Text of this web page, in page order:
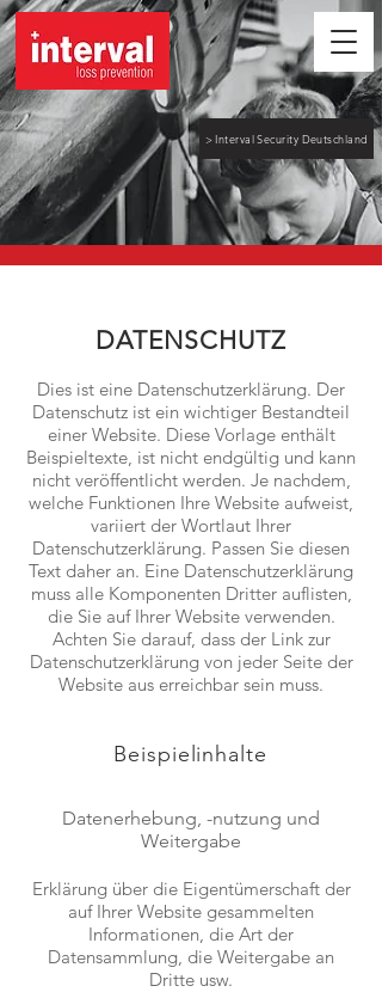
> Interval Security Deutschland
DATENSCHUTZ
Dies ist eine Datenschutzerklärung. Der
Datenschutz ist ein wichtiger Bestandteil
einer Website. Diese Vorlage enthält
Beispieltexte, ist nicht endgültig und kann
nicht veröffentlicht werden. Je nachdem,
welche Funktionen Ihre Website aufweist,
variiert der Wortlaut Ihrer
Datenschutzerklärung. Passen Sie diesen
Text daher an. Eine Datenschutzerklärung
muss alle Komponenten Dritter auflisten,
die Sie auf Ihrer Website verwenden.
Achten Sie darauf, dass der Link zur
Datenschutzerklärung von jeder Seite der
Website aus erreichbar sein muss.
Beispielinhalte
Datenerhebung, -nutzung und
Weitergabe
Erklärung über die Eigentümerschaft der
auf Ihrer Website gesammelten
Informationen, die Art der
Datensammlung, die Weitergabe an
Dritte usw.